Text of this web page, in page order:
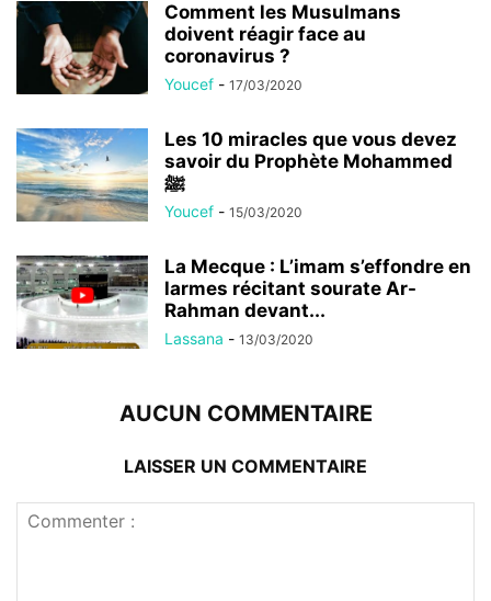
Comment les Musulmans
doivent réagir face au
coronavirus ?
Youcef - 17/03/2020
Les 10 miracles que vous devez
savoir du Prophète Mohammed
ﷺ
Youcef - 15/03/2020
La Mecque : L’imam s’effondre en
larmes récitant sourate Ar-
Rahman devant...
Lassana - 13/03/2020
AUCUN COMMENTAIRE
LAISSER UN COMMENTAIRE